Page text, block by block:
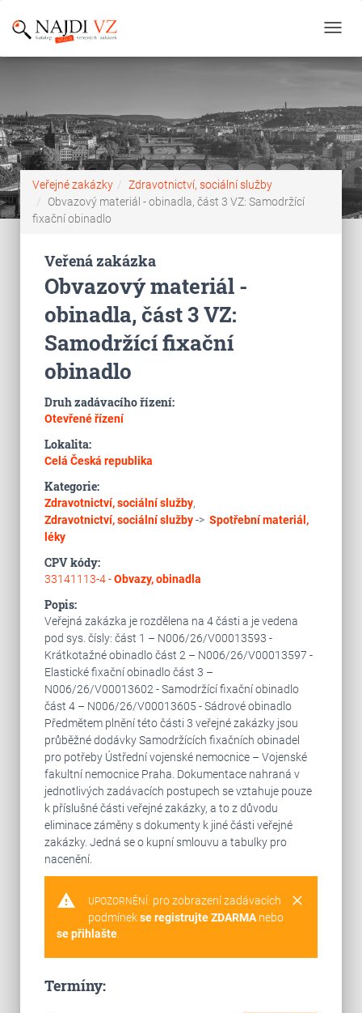
Veřejné zakázky
Zdravotnictví, sociální služby
Obvazový materiál - obinadla, část 3 VZ: Samodržící
fixační obinadlo
Veřená zakázka
Obvazový materiál -
obinadla, část 3 VZ:
Samodržící fixační
obinadlo
Druh zadávacího řízení:
Otevřené řízení
Lokalita:
Celá Česká republika
Kategorie:
Zdravotnictví, sociální služby,
Zdravotnictví, sociální služby-> Spotřební materiál,
léky
CPV kódy:
33141113-4 -Obvazy, obinadla
Popis:
Veřejná zakázka je rozdělena na 4 části a je vedena
pod sys. čísly: část 1 – N006/26/V00013593 -
Krátkotažné obinadlo část 2 – N006/26/V00013597 -
Elastické fixační obinadlo část 3 –
N006/26/V00013602 - Samodržící fixační obinadlo
část 4 – N006/26/V00013605 - Sádrové obinadlo
Předmětem plnění této části 3 veřejné zakázky jsou
průběžné dodávky Samodržících fixačních obinadel
pro potřeby Ústřední vojenské nemocnice – Vojenské
fakultní nemocnice Praha. Dokumentace nahraná v
jednotlivých zadávacích postupech se vztahuje pouze
k příslušné části veřejné zakázky, a to z důvodu
eliminace záměny s dokumenty k jiné části veřejné
zakázky. Jedná se o kupní smlouvu a tabulky pro
nacenění.
warning clear
UPOZORNĚNÍ: pro zobrazení zadávacích
podmínekse registrujte ZDARMAnebo
se přihlašte.
Termíny: